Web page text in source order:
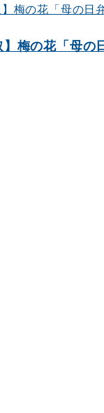
梅の花「母の